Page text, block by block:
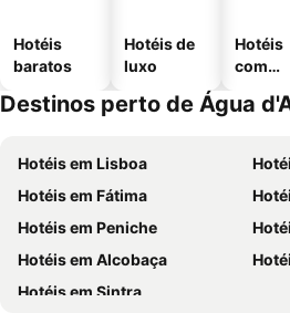
Hotéis
baratos
Hotéis de
luxo
Hotéis
com
Destinos perto de Água
Hotéis em Lisboa
Hotéis em Fátima
Hotéis em Peniche
Hotéis em Alcobaça
Hotéis em Sintra